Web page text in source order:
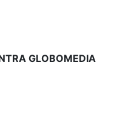
GLOBOMEDIA